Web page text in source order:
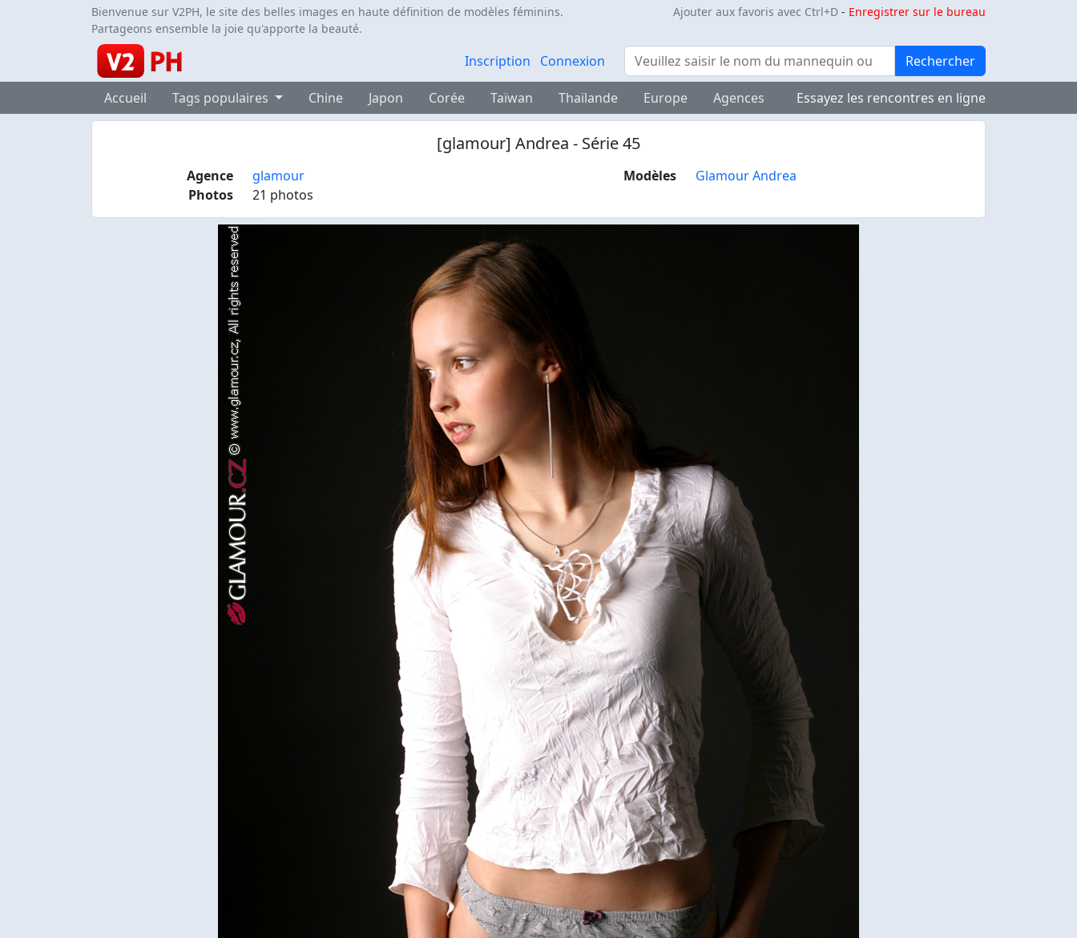
Bienvenue sur V2PH, le site des belles images en haute définition de modèles féminins.
Partageons ensemble la joie qu'apporte la beauté.
Ajouter aux favoris avec Ctrl+D - Enregistrer sur le bureau
Inscription Connexion Rechercher Rechercher
Accueil Tags populaires Chine Japon Corée Taïwan Thaïlande Europe Agences Essayez les rencontres en ligne
[glamour] Andrea - Série 45
Agence
glamour
Photos
21 photos
Modèles Glamour Andrea